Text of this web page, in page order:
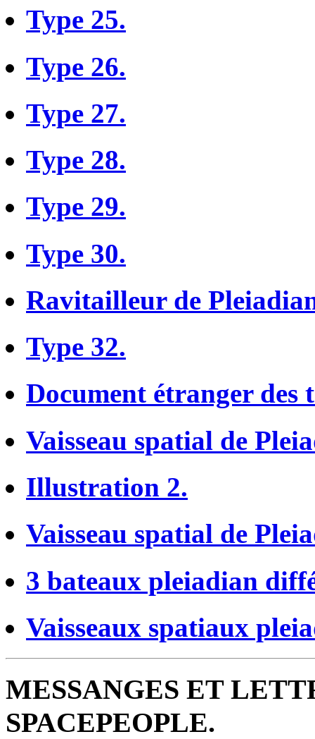
Type 25.
Type 26.
Type 27.
Type 28.
Type 29.
Type 30.
Ravitailleur de
Type 32.
Document étranger des
Vaisseau spatial de
Illustration 2.
Vaisseau spatial de
3 bateaux pleiadian
Vaisseaux spatiaux
MESSANGES ET
SPACEPEOPLE.